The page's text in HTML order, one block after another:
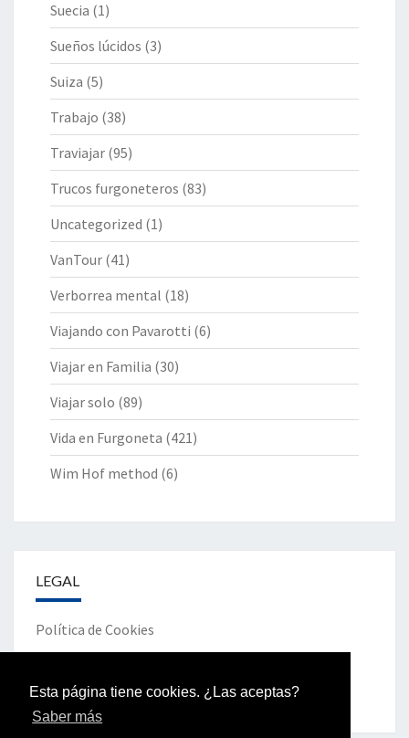
Esta página tiene cookies. ¿Las aceptas?
Saber más
Suecia (1)
Sueños lúcidos (3)
Suiza (5)
Trabajo (38)
Traviajar (95)
Trucos furgoneteros (83)
Uncategorized (1)
VanTour (41)
Verborrea mental (18)
Viajando con Pavarotti (6)
Viajar en Familia (30)
Viajar solo (89)
Vida en Furgoneta (421)
Wim Hof method (6)
LEGAL
Política de Cookies